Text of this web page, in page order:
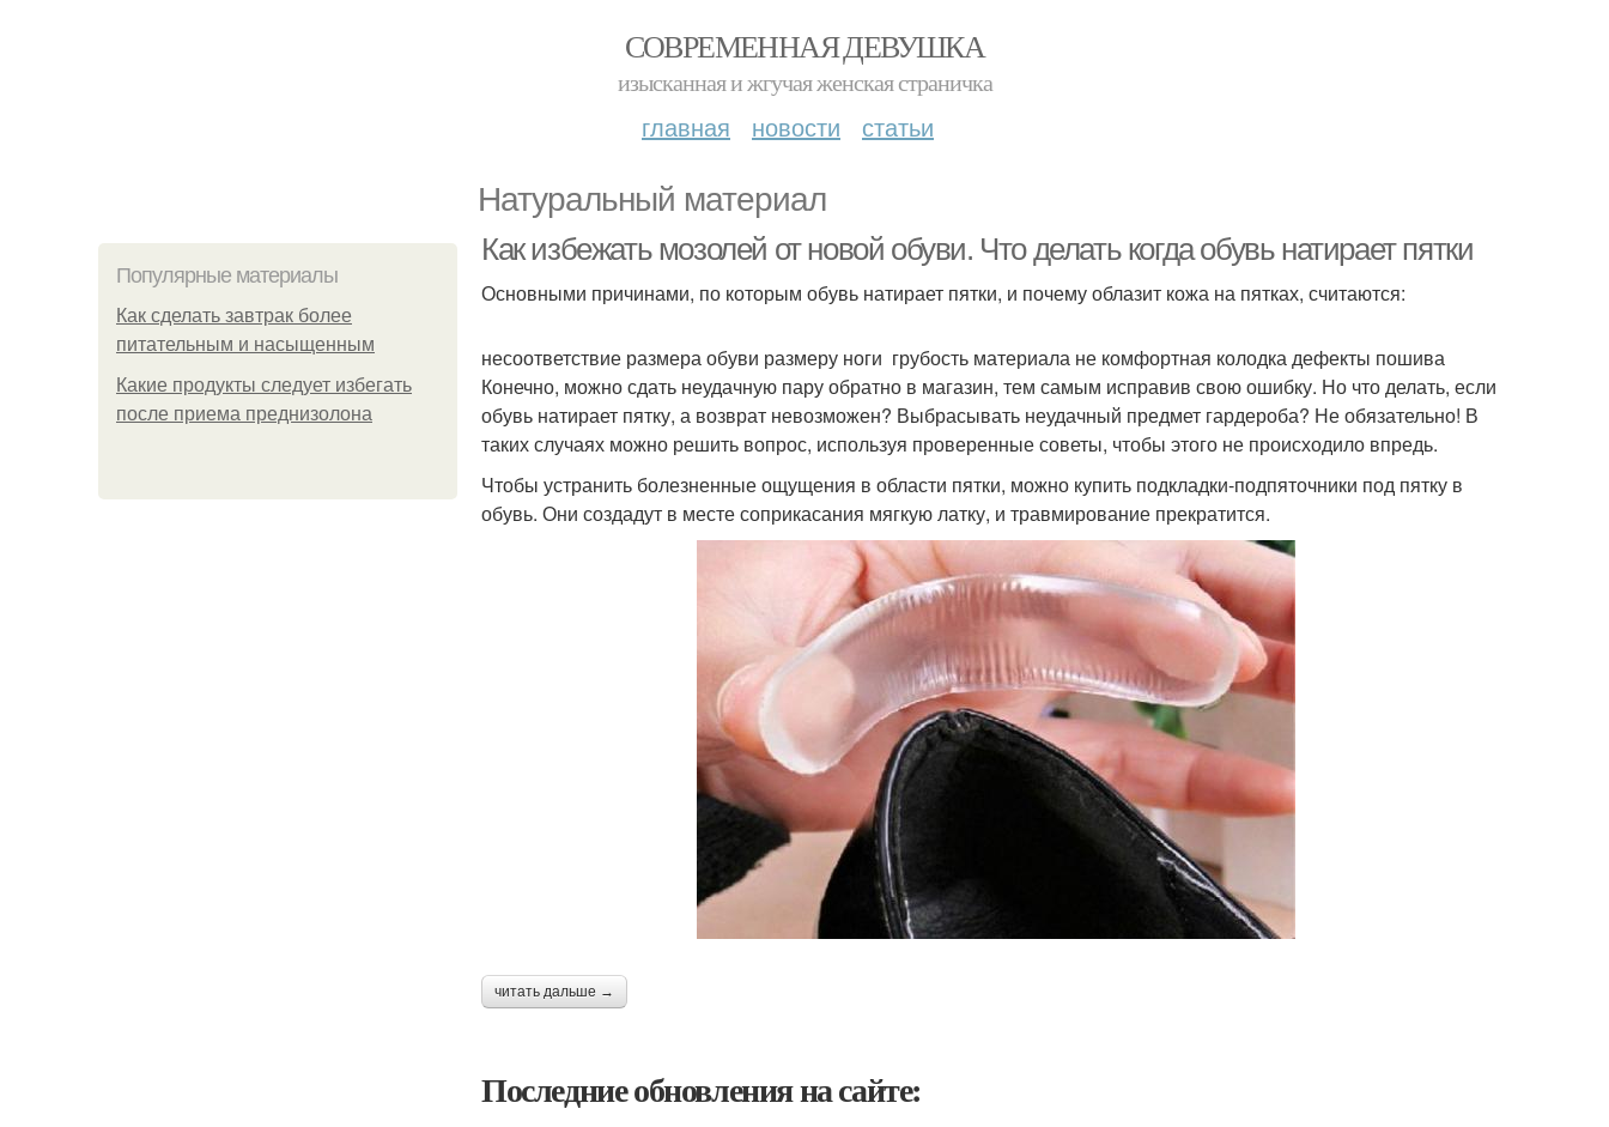
СОВРЕМЕННАЯ ДЕВУШКА
изысканная и жгучая женская страничка
главная новости статьи
Натуральный материал
Популярные материалы
Как сделать завтрак более
питательным и насыщенным
Какие продукты следует избегать
после приема преднизолона
Как избежать мозолей от новой обуви. Что делать когда обувь натирает пятки
Основными причинами, по которым обувь натирает пятки, и почему облазит кожа на пятках, считаются:
несоответствие размера обуви размеру ноги грубость материала не комфортная колодка дефекты пошива
Конечно, можно сдать неудачную пару обратно в магазин, тем самым исправив свою ошибку. Но что делать, если
обувь натирает пятку, а возврат невозможен? Выбрасывать неудачный предмет гардероба? Не обязательно! В
таких случаях можно решить вопрос, используя проверенные советы, чтобы этого не происходило впредь.
Чтобы устранить болезненные ощущения в области пятки, можно купить подкладки-подпяточники под пятку в
обувь. Они создадут в месте соприкасания мягкую латку, и травмирование прекратится.
читать дальше →
Последние обновления на сайте: